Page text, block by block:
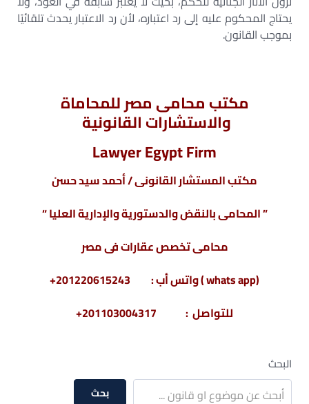
يحتاج المحكوم عليه إلى رد اعتباره، لأن رد الاعتبار يحدث تلقائيًا
بموجب القانون.
مكتب محامى مصر للمحاماة
والاستشارات القانونية
Lawyer Egypt Firm
مكتب المستشار القانونى / أحمد سيد حسن
” المحامى بالنقض والدستورية والإدارية العليا “
محامى تخصص عقارات فى مصر
(whats app ) واتس أب : 201220615243+
للتواصل : 201103004317+
البحث
بحث